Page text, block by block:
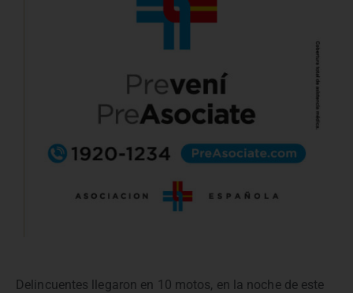
Delincuentes llegaron en 10 motos, en la noche de este